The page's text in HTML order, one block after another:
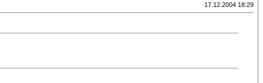
17.12.2004 18:29